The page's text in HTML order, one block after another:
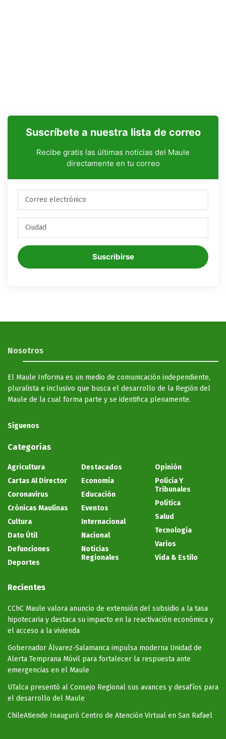
Suscríbete a nuestra lista de correo
Recibe gratis las últimas noticias del Maule
directamente en tu correo
Suscribirse
Nosotros
El Maule Informa es un medio de comunicación independiente,
pluralista e inclusivo que busca el desarrollo de la Región del
Maule de la cual forma parte y se identifica plenamente.
Síguenos
Categorías
Agricultura
Cartas Al Director
Coronavirus
Crónicas Maulinas
Cultura
Dato Útil
Defunciones
Deportes
Destacados
Economía
Educación
Eventos
Internacional
Nacional
Noticias
Regionales
Opinión
Policía Y
Tribunales
Política
Salud
Tecnología
Varios
Vida & Estilo
Recientes
CChC Maule valora anuncio de extensión del subsidio a la tasa
hipotecaria y destaca su impacto en la reactivación económica y
el acceso a la vivienda
Gobernador Álvarez-Salamanca impulsa moderna Unidad de
Alerta Temprana Móvil para fortalecer la respuesta ante
emergencias en el Maule
UTalca presentó al Consejo Regional sus avances y desafíos para
el desarrollo del Maule
ChileAtiende Inauguró Centro de Atención Virtual en San Rafael